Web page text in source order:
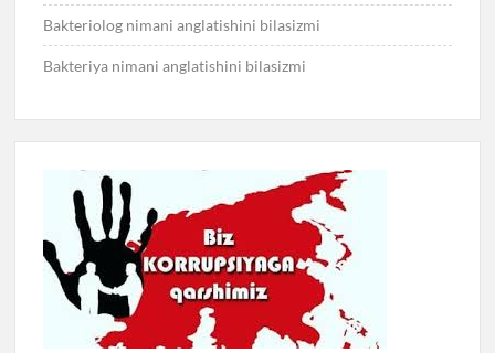
Bakteriolog nimani anglatishini bilasizmi
Bakteriya nimani anglatishini bilasizmi